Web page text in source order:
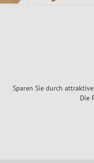
Sparen Sie durch
Die